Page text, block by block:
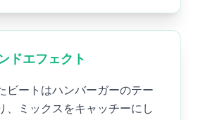
ドエフェクト
ビートはハンバーガーのテー
、ミックスをキャッチーにし